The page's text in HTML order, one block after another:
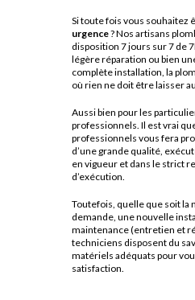
Si toute fois vous souhaitez
urgence? Nos artisans
disposition 7 jours sur 7 de
légère réparation ou bien
complète installation, la
où rien ne doit être laisser
Aussi bien pour les
professionnels. Il est vrai
professionnels vous fera
d’une grande qualité,
en vigueur et dans le strict
d’exécution.
Toutefois, quelle que soit la
demande, une nouvelle
maintenance (entretien et
techniciens disposent du
matériels adéquats pour
satisfaction.